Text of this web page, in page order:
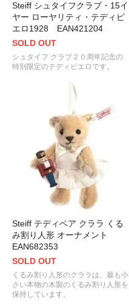
Steiff シュタイフクラブ・15イ
ヤー ローヤリティ・テディピ
エロ1928 EAN421204
SOLD OUT
シュタイフ クラブ２０周年記念の
特別限定のテディピエロです。
Steiff テディベア クララ くる
み割り人形 オーナメント
EAN682353
SOLD OUT
くるみ割り人形のクララは、最も小
さい本物の木製のくるみ割り人形を
保持しています。